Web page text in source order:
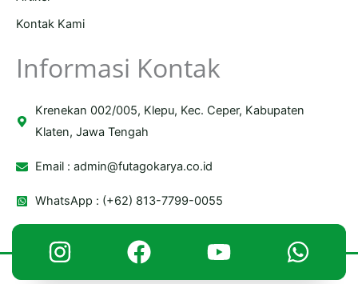
Kontak Kami
Informasi Kontak
Krenekan 002/005, Klepu, Kec. Ceper, Kabupaten
Klaten, Jawa Tengah
Email :admin@futagokarya.co.id
WhatsApp : (+62) 813-7799-0055